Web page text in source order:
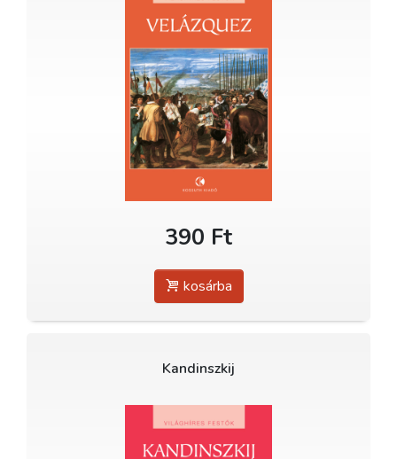
390 Ft
kosárba
Kandinszkij